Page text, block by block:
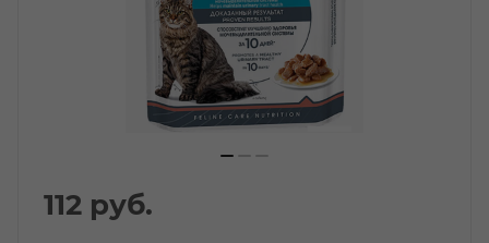
112 руб.